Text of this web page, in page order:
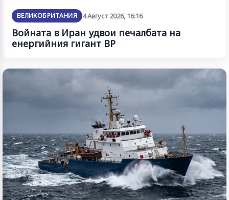
ВЕЛИКОБРИТАНИЯ 4 Август 2026, 16:16
Войната в Иран удвои печалбата на
енергийния гигант BP